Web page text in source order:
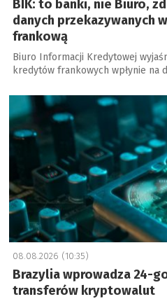
BIK: to banki, nie Biuro,
danych przekazywanych
frankową
Biuro Informacji Kredytowej
kredytów frankowych wpłynie na
a
08.08.2026 (10:35)
Brazylia wprowadza 24-
transferów kryptowalut